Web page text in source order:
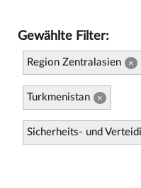
Gewählte Filter:
Region Zentralasien ×
Turkmenistan ×
Sicherheits- und